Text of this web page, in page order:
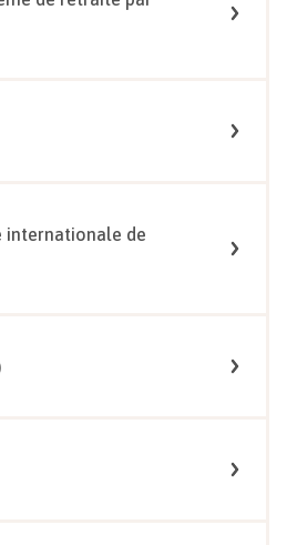
internationale de